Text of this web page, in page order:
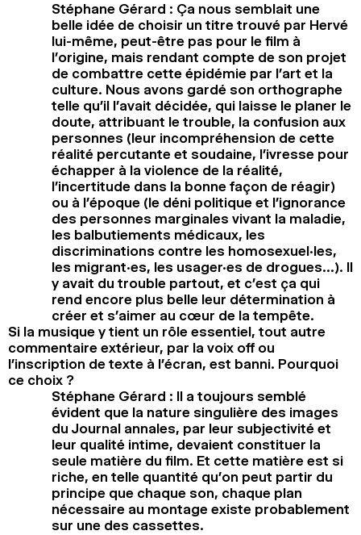
Stéphane Gérard : Ça nous semblait une
belle idée de choisir un titre trouvé par Hervé
lui-même, peut-être pas pour le film à
l’origine, mais rendant compte de son projet
de combattre cette épidémie par l’art et la
culture. Nous avons gardé son orthographe
telle qu’il l’avait décidée, qui laisse le planer le
doute, attribuant le trouble, la confusion aux
personnes (leur incompréhension de cette
réalité percutante et soudaine, l’ivresse pour
échapper à la violence de la réalité,
l’incertitude dans la bonne façon de réagir)
ou à l’époque (le déni politique et l’ignorance
des personnes marginales vivant la maladie,
les balbutiements médicaux, les
discriminations contre les homosexuel·les,
les migrant·es, les usager·es de drogues…). Il
y avait du trouble partout, et c’est ça qui
rend encore plus belle leur détermination à
créer et s’aimer au cœur de la tempête.
Si la musique y tient un rôle essentiel, tout autre
commentaire extérieur, par la voix off ou
l’inscription de texte à l’écran, est banni. Pourquoi
ce choix ?
Stéphane Gérard : Il a toujours semblé
évident que la nature singulière des images
du Journal annales, par leur subjectivité et
leur qualité intime, devaient constituer la
seule matière du film. Et cette matière est si
riche, en telle quantité qu’on peut partir du
principe que chaque son, chaque plan
nécessaire au montage existe probablement
sur une des cassettes.